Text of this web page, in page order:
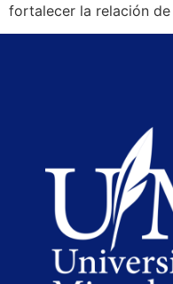
fortalecer la relación